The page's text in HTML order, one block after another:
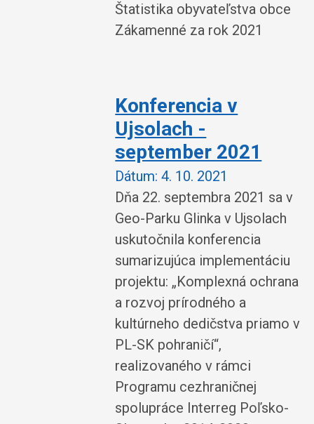
Štatistika obyvateľstva obce
Zákamenné za rok 2021
Konferencia v
Ujsolach -
september 2021
Dátum: 4. 10. 2021
Dňa 22. septembra 2021 sa v
Geo-Parku Glinka v Ujsolach
uskutočnila konferencia
sumarizujúca implementáciu
projektu: „Komplexná ochrana
a rozvoj prírodného a
kultúrneho dedičstva priamo v
PL-SK pohraničí“,
realizovaného v rámci
Programu cezhraničnej
spolupráce Interreg Poľsko-